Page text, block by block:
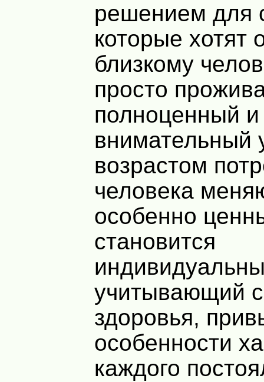
решением для
которые хотят
близкому
просто
полноценный и
внимательный
возрастом
человека
особенно
становится
учитывающий
здоровья,
особенности
каждого